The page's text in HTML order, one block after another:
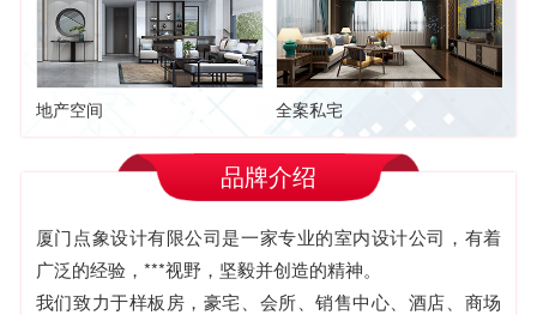
地产空间 全案私宅
品牌介绍
厦门点象设计有限公司是一家专业的室内设计公司，有着
广泛的经验，***视野，坚毅并创造的精神。
我们致力于样板房，豪宅、会所、销售中心、酒店、商场